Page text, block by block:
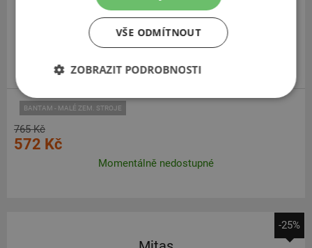
TL/TT, 4PR
BANTAM - MALÉ ZEM. STROJE
765 Kč
572 Kč
Momentálně nedostupné
-25%
VŠE ODMÍTNOUT
ZOBRAZIT PODROBNOSTI